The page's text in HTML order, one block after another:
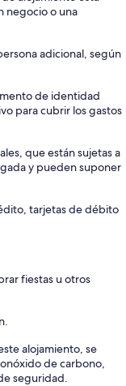
negocio o una
adicional, según
de identidad
para cubrir los gastos
que están sujetas a
y pueden suponer
tarjetas de débito
fiestas u otros
alojamiento, se
de carbono,
seguridad.